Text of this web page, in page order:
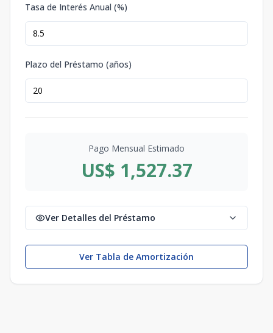
Tasa de Interés Anual (%)
Plazo del Préstamo (años)
Pago Mensual Estimado
US$ 1,527.37
Ver Detalles del Préstamo
Ver Tabla de Amortización